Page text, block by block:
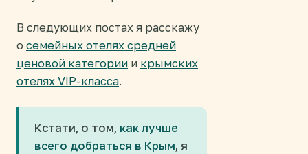
В следующих постах я расскажу
о семейных отелях средней
ценовой категории и крымских
отелях VIP-класса.
Кстати, о том, как лучше
всего добраться в Крым, я